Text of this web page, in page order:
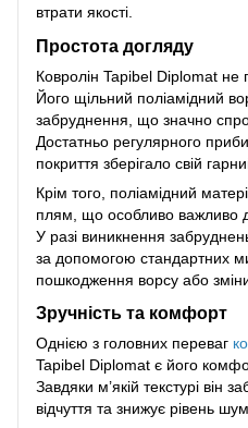
втрати якості.
Простота догляду
Ковролін Tapibel Diplomat не
Його щільний поліамідний
забруднення, що значно
Достатньо регулярного
покриття зберігало свій
Крім того, поліамідний
плям, що особливо важливо
У разі виникнення
за допомогою стандартних
пошкодження ворсу або
Зручність та комфорт
Однією з головних переваг
Tapibel Diplomat є його
Завдяки м’якій текстурі він
відчуття та знижує рівень